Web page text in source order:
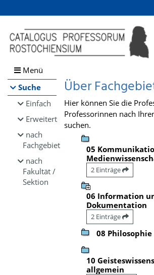
Browsen
direkt zum Inhalt
Menü
Suche
Einfach
Erweitert
nach
Fachgebiet
nach
Fakultät /
Sektion
Über
Hier können Sie die
Professorinnen nach
suchen.
05
2 Einträge
06 Information
Dokumentation
2 Einträge
08 Philosophie
10
allgemein